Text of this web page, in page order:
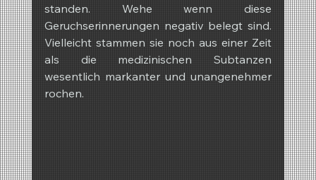
standen. Wehe wenn diese
Geruchserinnerungen negativ belegt sind.
Vielleicht stammen sie noch aus einer Zeit
als die medizinischen Subtanzen
wesentlich markanter und unangenehmer
rochen.